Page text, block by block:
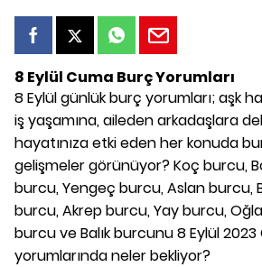
8 Eylül Cuma Burç Yorumları
8 Eylül günlük burç yorumları; aşk
iş yaşamına, aileden arkadaşlara
hayatınıza etki eden her konuda
gelişmeler görünüyor? Koç burcu,
burcu, Yengeç burcu, Aslan burcu,
burcu, Akrep burcu, Yay burcu,
burcu ve Balık burcunu 8 Eylül
yorumlarında neler bekliyor?